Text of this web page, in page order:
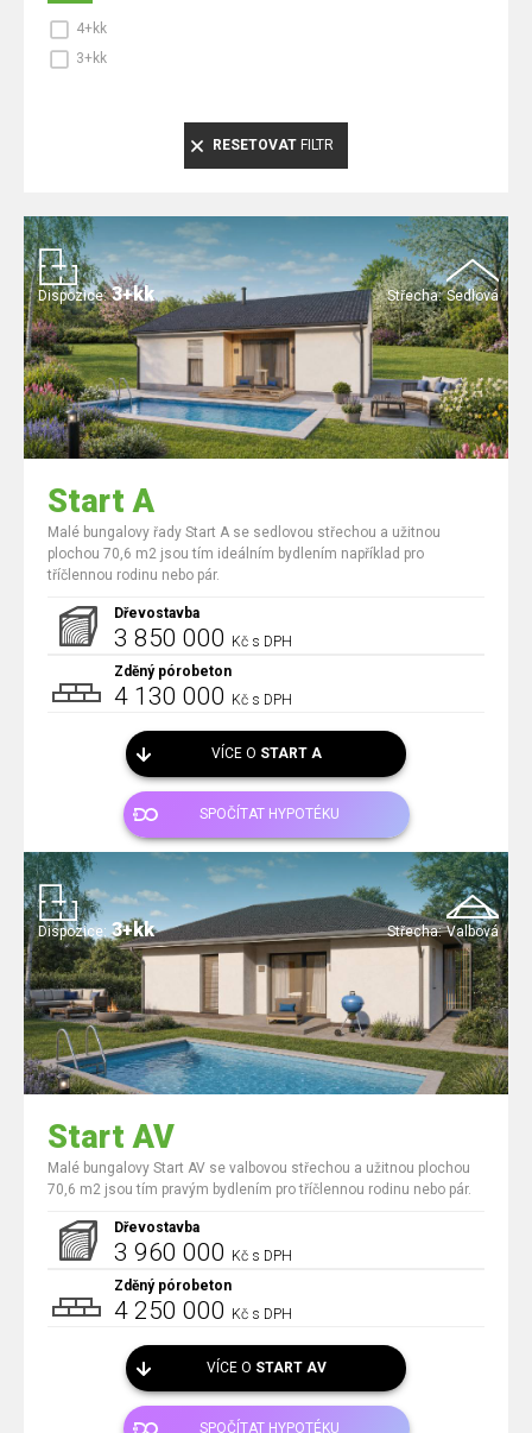
4+kk
3+kk
RESETOVAT FILTR
Střecha: Sedlová
Dispozice: 3+kk
Start A
Malé bungalovy řady Start A se sedlovou střechou a užitnou
plochou 70,6 m2 jsou tím ideálním bydlením například pro
tříčlennou rodinu nebo pár.
Dřevostavba
3 850 000 Kč s DPH
Zděný pórobeton
4 130 000 Kč s DPH
VÍCE O START A
SPOČÍTAT HYPOTÉKU
Střecha: Valbová
Dispozice: 3+kk
Start AV
Malé bungalovy Start AV se valbovou střechou a užitnou plochou
70,6 m2 jsou tím pravým bydlením pro tříčlennou rodinu nebo pár.
Dřevostavba
3 960 000 Kč s DPH
Zděný pórobeton
4 250 000 Kč s DPH
VÍCE O START AV
SPOČÍTAT HYPOTÉKU